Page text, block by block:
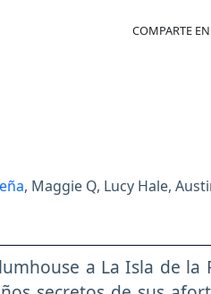
COMPARTE
, Maggie Q, Lucy Hale,
a La Isla de la